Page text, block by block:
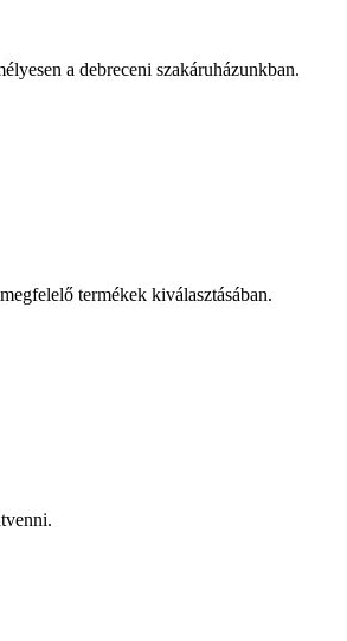
a debreceni szakáruházunkban.
termékek kiválasztásában.